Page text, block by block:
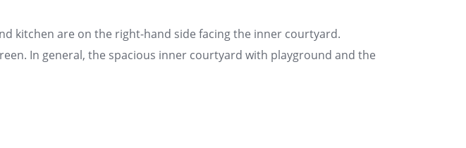
kitchen are on the right-hand side facing the inner courtyard.
In general, the spacious inner courtyard with playground and the